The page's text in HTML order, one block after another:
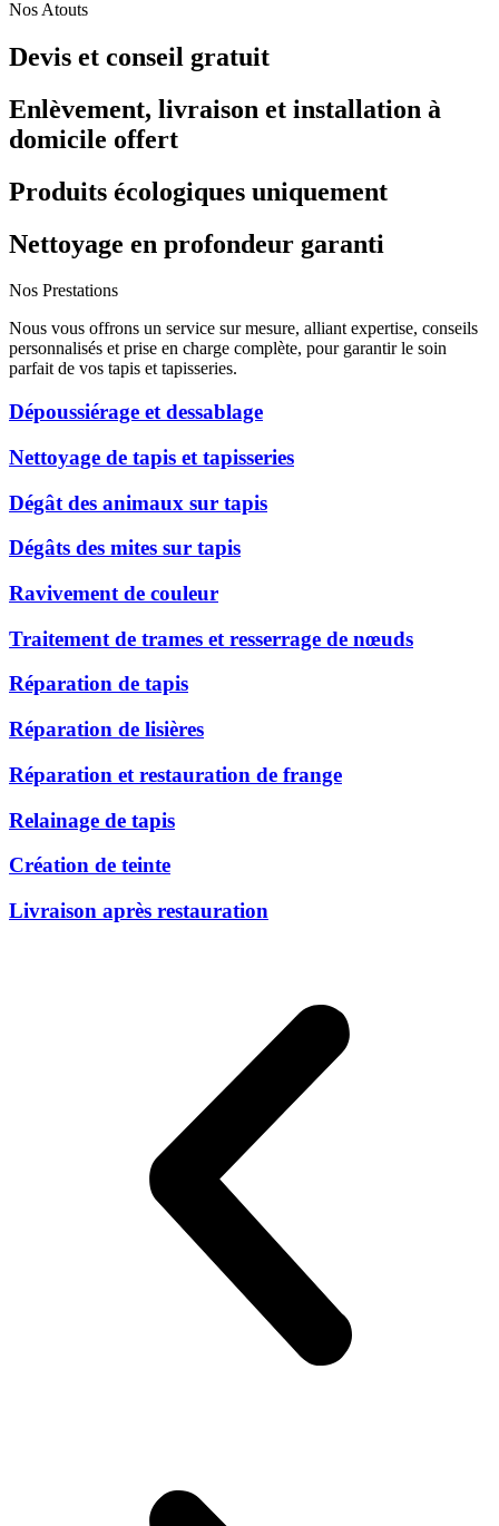
Nos Atouts
Devis et conseil gratuit
Enlèvement, livraison et installation à
domicile offert
Produits écologiques uniquement
Nettoyage en profondeur garanti
Nos Prestations
Nous vous offrons un service sur mesure, alliant expertise, conseils
personnalisés et prise en charge complète, pour garantir le soin
parfait de vos tapis et tapisseries.
Dépoussiérage et dessablage
Nettoyage de tapis et tapisseries
Dégât des animaux sur tapis
Dégâts des mites sur tapis
Ravivement de couleur
Traitement de trames et resserrage de nœuds
Réparation de tapis
Réparation de lisières
Réparation et restauration de frange
Relainage de tapis
Création de teinte
Livraison après restauration